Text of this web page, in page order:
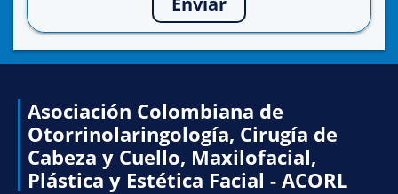
Asociación Colombiana de
Otorrinolaringología, Cirugía de
Cabeza y Cuello, Maxilofacial,
Plástica y Estética Facial - ACORL